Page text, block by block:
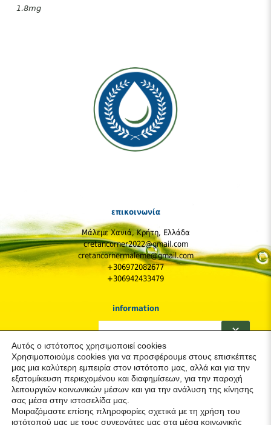
1.8mg
επικοινωνία
Μάλεμε Χανιά, Κρήτη, Ελλάδα
cretancorner2022@gmail.com
cretancornermaleme@gmail.com
+306972082677
+306942433479
information
Η Εταιρεία
Πολιτική Απορρήτου & Cookies (GDPR)
Παραγγελίες και Αποστολές
Κόστος Αποστολών
Πολιτική Επιστροφών
Προστασία & Ασφάλεια του Καταναλωτή
ακολουθήστε μας
✕
Αυτός ο ιστότοπος χρησιμοποιεί cookies
Χρησιμοποιούμε cookies για να προσφέρουμε στους επισκέπτες
μας μια καλύτερη εμπειρία στον ιστότοπο μας, αλλά και για την
εξατομίκευση περιεχομένου και διαφημίσεων, για την παροχή
λειτουργιών κοινωνικών μέσων και για την ανάλυση της κίνησης
σας μέσα στην ιστοσελίδα μας.
Μοιραζόμαστε επίσης πληροφορίες σχετικά με τη χρήση του
ιστότοπού μας με τους συνεργάτες μας στα μέσα κοινωνικής